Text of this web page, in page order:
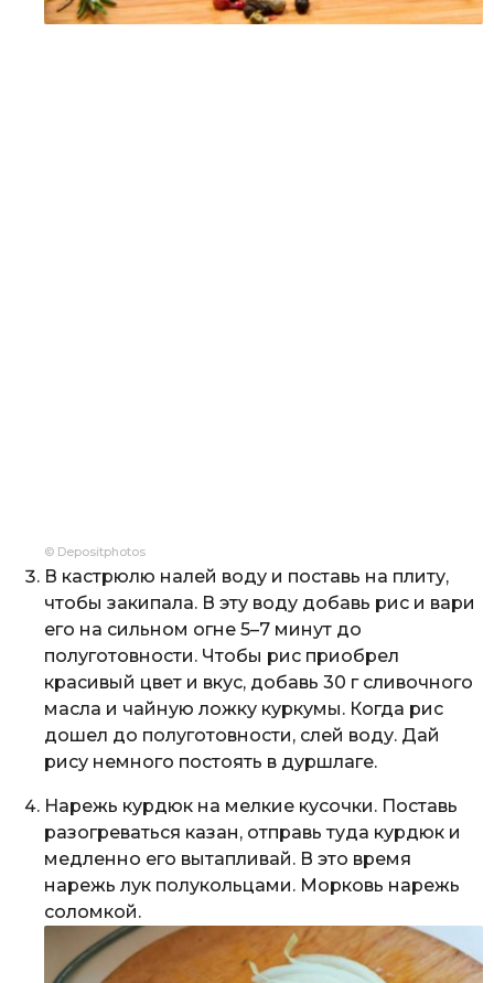
© Depositphotos
В кастрюлю налей воду и поставь на плиту,
чтобы закипала. В эту воду добавь рис и вари
его на сильном огне 5–7 минут до
полуготовности. Чтобы рис приобрел
красивый цвет и вкус, добавь 30 г сливочного
масла и чайную ложку куркумы. Когда рис
дошел до полуготовности, слей воду. Дай
рису немного постоять в дуршлаге.
Нарежь курдюк на мелкие кусочки. Поставь
разогреваться казан, отправь туда курдюк и
медленно его вытапливай. В это время
нарежь лук полукольцами. Морковь нарежь
соломкой.